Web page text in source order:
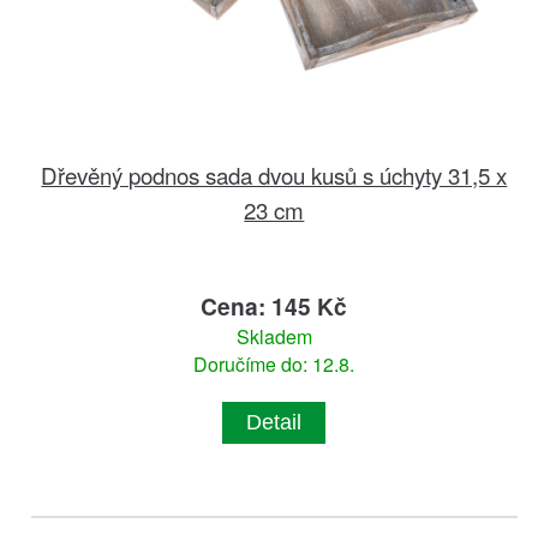
Dřevěný podnos sada dvou kusů s úchyty 31,5 x
23 cm
Cena: 145 Kč
Skladem
Doručíme do: 12.8.
Detail